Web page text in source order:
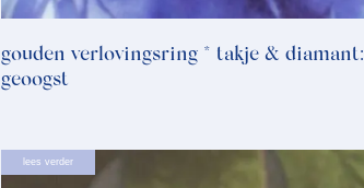
gouden verlovingsring * takje & diamant:
geoogst
lees verder